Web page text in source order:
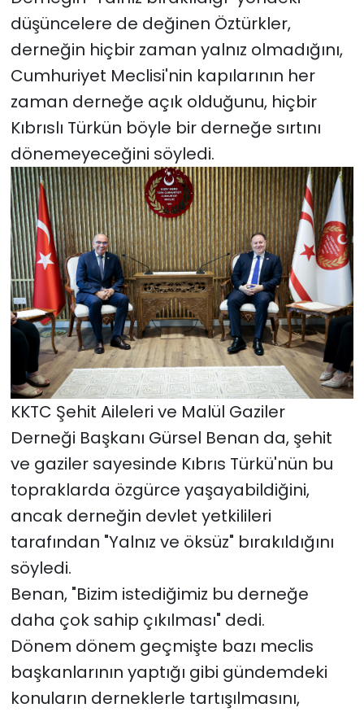
düşüncelere de değinen Öztürkler,
derneğin hiçbir zaman yalnız olmadığını,
Cumhuriyet Meclisi'nin kapılarının her
zaman derneğe açık olduğunu, hiçbir
Kıbrıslı Türkün böyle bir derneğe sırtını
dönemeyeceğini söyledi.
KKTC Şehit Aileleri ve Malül Gaziler
Derneği Başkanı Gürsel Benan da, şehit
ve gaziler sayesinde Kıbrıs Türkü'nün bu
topraklarda özgürce yaşayabildiğini,
ancak derneğin devlet yetkilileri
tarafından "Yalnız ve öksüz" bırakıldığını
söyledi.
Benan, "Bizim istediğimiz bu derneğe
daha çok sahip çıkılması" dedi.
Dönem dönem geçmişte bazı meclis
başkanlarının yaptığı gibi gündemdeki
konuların derneklerle tartışılmasını,